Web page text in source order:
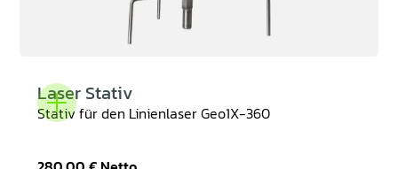
Laser Stativ
Stativ für den Linienlaser Geo1X-360